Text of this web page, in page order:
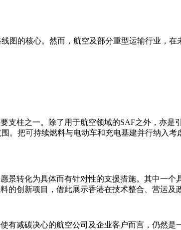
图的核心。然而，航空及部分重型运输行业，
支柱之一。除了用于航空领域的SAF之外，亦
。把可持续燃料与电动车和充电基建并行纳入
景转化为具体而有针对性的支援措施。其中一
的创新项目，借此展示香港在技术整合、营运及
减碳决心的航空公司及企业客户而言，仍然是